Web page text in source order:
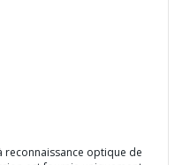
reconnaissance optique de